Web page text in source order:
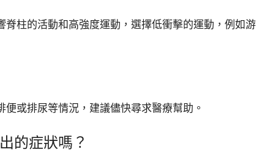
柱的活動和高強度運動，選擇低衝擊的運動，例如游
或排尿等情況，建議儘快尋求醫療幫助。
的症狀嗎？